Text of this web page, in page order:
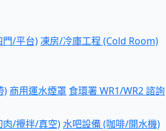
門/平台)凍房/冷庫工程 (Cold Room)
) 商用運水煙罩 食環署 WR1/WR2 諮詢
肉/攪拌/真空)水吧設備 (咖啡/開水機)